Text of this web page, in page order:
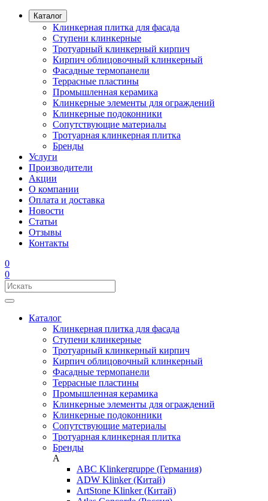
Каталог
Клинкерная плитка для фасада
Ступени клинкерные
Тротуарный клинкерный кирпич
Кирпич облицовочный клинкерный
Фасадные термопанели
Террасные пластины
Промышленная керамика
Клинкерные элементы для ограждений
Клинкерные подоконники
Сопутствующие материалы
Тротуарная клинкерная плитка
Бренды
Услуги
Производители
Акции
О компании
Оплата и доставка
Новости
Статьи
Отзывы
Контакты
0
0
Каталог
Клинкерная плитка для фасада
Ступени клинкерные
Тротуарный клинкерный кирпич
Кирпич облицовочный клинкерный
Фасадные термопанели
Террасные пластины
Промышленная керамика
Клинкерные элементы для ограждений
Клинкерные подоконники
Сопутствующие материалы
Тротуарная клинкерная плитка
Бренды
A
ABC Klinkergruppe (Германия)
ADW Klinker (Китай)
ArtStone Klinker (Китай)